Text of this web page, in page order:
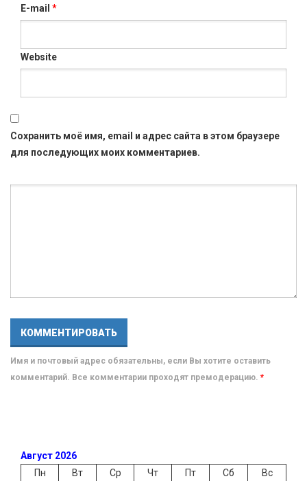
E-mail *
Website
Сохранить моё имя, email и адрес сайта в этом браузере
для последующих моих комментариев.
Имя и почтовый адрес обязательны, если Вы хотите оставить
комментарий. Все комментарии проходят премодерацию. *
Август 2026
Пн
Вт Ср Чт Пт Сб Вс